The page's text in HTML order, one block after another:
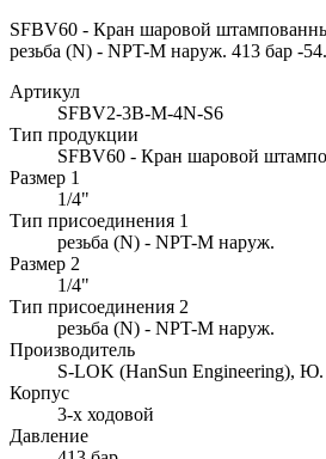
SFBV60 - Кран шаровой
резьба (N) - NPT-M наруж. 413 бар -
Артикул
SFBV2-3B-M-4N-S6
Тип продукции
SFBV60 - Кран шаровой
Размер 1
1/4"
Тип присоединения 1
резьба (N) - NPT-M наруж.
Размер 2
1/4"
Тип присоединения 2
резьба (N) - NPT-M наруж.
Производитель
S-LOK (HanSun Engineering), Ю.
Корпус
3-х ходовой
Давление